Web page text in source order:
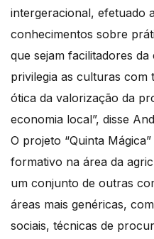
intergeracional, efetuado
conhecimentos sobre
que sejam facilitadores da
privilegia as culturas com
ótica da valorização da
economia local”, disse
O projeto “Quinta
formativo na área da
um conjunto de outras
áreas mais genéricas,
sociais, técnicas de